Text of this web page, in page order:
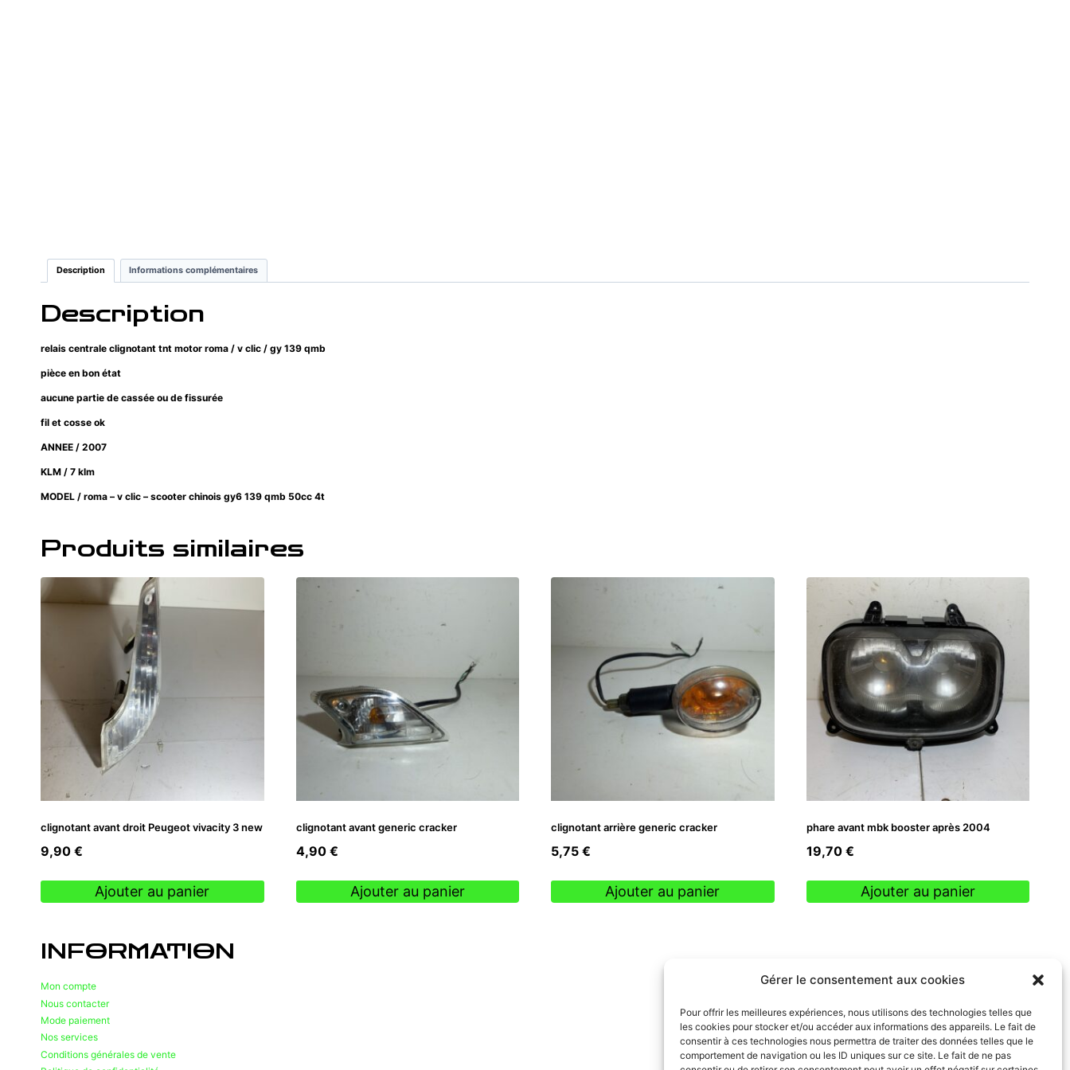
Gérer le consentement aux cookies
Pour offrir les meilleures expériences, nous utilisons des technologies telles que
les cookies pour stocker et/ou accéder aux informations des appareils. Le fait de
consentir à ces technologies nous permettra de traiter des données telles que le
comportement de navigation ou les ID uniques sur ce site. Le fait de ne pas
Description Informations complémentaires
Description
relais centrale clignotant tnt motor roma / v clic / gy 139 qmb
pièce en bon état
aucune partie de cassée ou de fissurée
fil et cosse ok
ANNEE / 2007
KLM / 7 klm
MODEL / roma – v clic – scooter chinois gy6 139 qmb 50cc 4t
Produits similaires
clignotant avant droit Peugeot vivacity 3 new
9,90 €
Ajouter au panier
clignotant avant generic cracker
4,90 €
Ajouter au panier
clignotant arrière generic cracker
5,75 €
Ajouter au panier
phare avant mbk booster après 2004
19,70 €
Ajouter au panier
INFORMATION
Mon compte
Nous contacter
Mode paiement
Nos services
Conditions générales de vente